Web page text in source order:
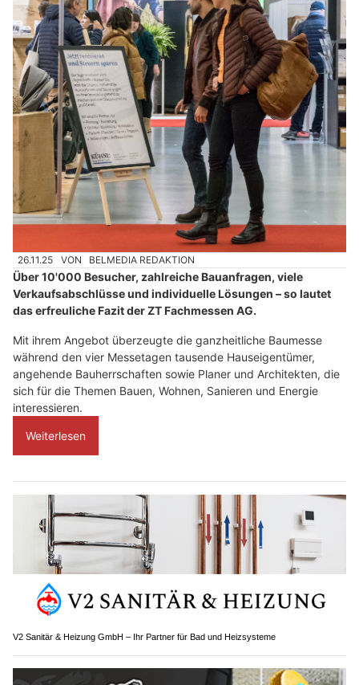
26.11.25 VON BELMEDIA REDAKTION
Über 10'000 Besucher, zahlreiche Bauanfragen, viele
Verkaufsabschlüsse und individuelle Lösungen – so lautet
das erfreuliche Fazit der ZT Fachmessen AG.
Mit ihrem Angebot überzeugte die ganzheitliche Baumesse
während den vier Messetagen tausende Hauseigentümer,
angehende Bauherrschaften sowie Planer und Architekten, die
sich für die Themen Bauen, Wohnen, Sanieren und Energie
interessieren.
Weiterlesen
V2 Sanitär & Heizung GmbH – Ihr Partner für Bad und Heizsysteme